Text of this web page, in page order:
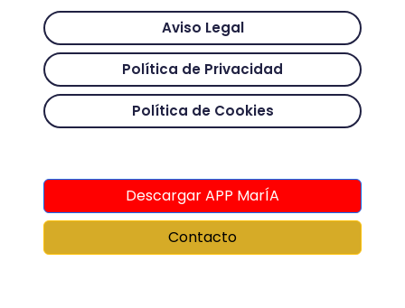
Aviso Legal
Política de Privacidad
Política de Cookies
Descargar APP MarÍA
Contacto